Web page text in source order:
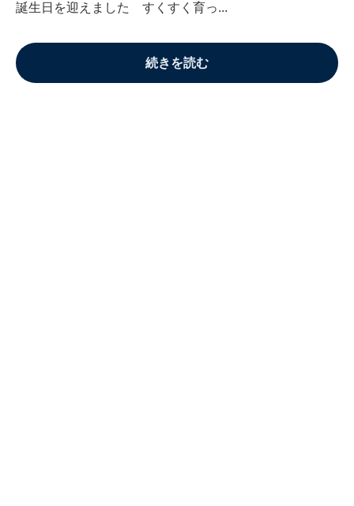
誕生日を迎えました すくすく育っ...
続きを読む